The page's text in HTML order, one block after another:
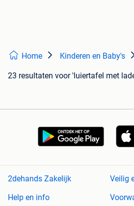
Home Kinderen en Baby's
23 resultaten voor 'luiertafel met
2dehands Zakelijk
Veilig
Help en info